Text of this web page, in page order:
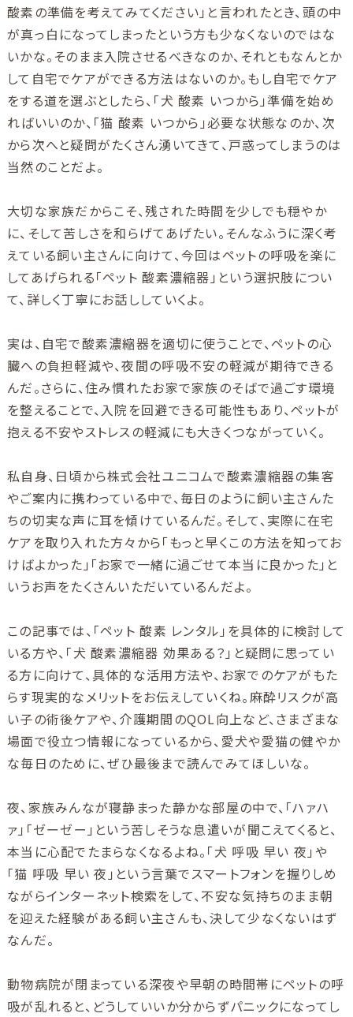
酸素の準備を考えてみてください」と言われたとき、頭の中
が真っ白になってしまったという方も少なくないのではな
いかな。そのまま入院させるべきなのか、それともなんとか
して自宅でケアができる方法はないのか。もし自宅でケア
をする道を選ぶとしたら、「犬 酸素 いつから」準備を始め
ればいいのか、「猫 酸素 いつから」必要な状態なのか、次
から次へと疑問がたくさん湧いてきて、戸惑ってしまうのは
当然のことだよ。
大切な家族だからこそ、残された時間を少しでも穏やか
に、そして苦しさを和らげてあげたい。そんなふうに深く考
えている飼い主さんに向けて、今回はペットの呼吸を楽に
してあげられる「ペット 酸素濃縮器」という選択肢につい
て、詳しく丁寧にお話ししていくよ。
実は、自宅で酸素濃縮器を適切に使うことで、ペットの心
臓への負担軽減や、夜間の呼吸不安の軽減が期待できる
んだ。さらに、住み慣れたお家で家族のそばで過ごす環境
を整えることで、入院を回避できる可能性もあり、ペットが
抱える不安やストレスの軽減にも大きくつながっていく。
私自身、日頃から株式会社ユニコムで酸素濃縮器の集客
やご案内に携わっている中で、毎日のように飼い主さんた
ちの切実な声に耳を傾けているんだ。そして、実際に在宅
ケアを取り入れた方々から「もっと早くこの方法を知ってお
けばよかった」「お家で一緒に過ごせて本当に良かった」と
いうお声をたくさんいただいているんだよ。
この記事では、「ペット 酸素 レンタル」を具体的に検討して
いる方や、「犬 酸素濃縮器 効果ある？」と疑問に思ってい
る方に向けて、具体的な活用方法や、お家でのケアがもた
らす現実的なメリットをお伝えしていくね。麻酔リスクが高
い子の術後ケアや、介護期間のQOL向上など、さまざまな
場面で役立つ情報になっているから、愛犬や愛猫の健やか
な毎日のために、ぜひ最後まで読んでみてほしいな。
夜、家族みんなが寝静まった静かな部屋の中で、「ハァハ
ァ」「ゼーゼー」という苦しそうな息遣いが聞こえてくると、
本当に心配でたまらなくなるよね。「犬 呼吸 早い 夜」や
「猫 呼吸 早い 夜」という言葉でスマートフォンを握りしめ
ながらインターネット検索をして、不安な気持ちのまま朝
を迎えた経験がある飼い主さんも、決して少なくないはず
なんだ。
動物病院が閉まっている深夜や早朝の時間帯にペットの呼
吸が乱れると、どうしていいか分からずパニックになってし